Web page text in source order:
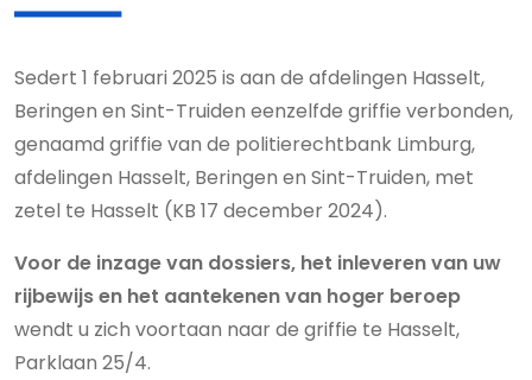
Sedert 1 februari 2025 is aan de afdelingen Hasselt,
Beringen en Sint-Truiden eenzelfde griffie verbonden,
genaamd griffie van de politierechtbank Limburg,
afdelingen Hasselt, Beringen en Sint-Truiden, met
zetel te Hasselt (KB 17 december 2024).
Voor de inzage van dossiers, het inleveren van uw
rijbewijs en het aantekenen van hoger beroep
wendt u zich voortaan naar de griffie te Hasselt,
Parklaan 25/4.